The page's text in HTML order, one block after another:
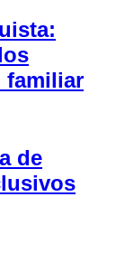
familiar
de